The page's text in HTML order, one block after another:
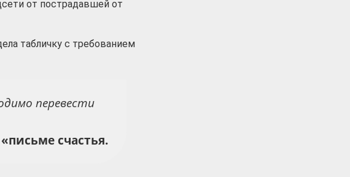
от пострадавшей от
табличку с требованием
перевести
счастья.